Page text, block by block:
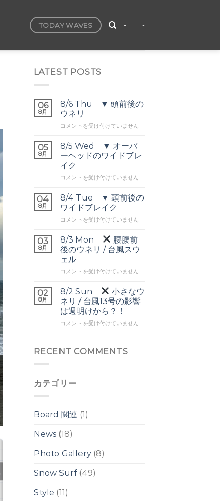
TODAY WAVES - -
LATEST POSTS
06
8月
8/6 Thu ▼ 頭前後の
ウネリ
8/6
▼
頭
後
の
ネ
リ
は
コメントを受け付けていません
05
8月
8/5 Wed ▼ オーバ
ーヘッドのワイドブレ
イク
8/5
▼
オ
ー
バ
ヘ
ッ
ド
の
ワ
ド
ブ
レ
イ
ク
コメントを受け付けていません
04
8月
8/4 Tue ▼ 頭前後の
ワイドブレイク
8/4
▼
頭
前
後
の
イ
ド
ブ
レ
イ
コメントを受け付けていません
03
8月
8/3 Mon
腰腹前
後のウネリ / 台風スウ
ェル
8/3
腰
腹
前
後
ネ
風
ェ
ル
コメントを受け付けていません
02
8月
8/2 Sun
小さなウ
ネリ / 台風13号の影響
は週明けから？！
8/2
小
ネ
台
風
号
影
は
明
け
コメントを受け付けていません
RECENT COMMENTS
カテゴリー
Board 関連 (1)
News(18)
Photo Gallery(8)
Snow Surf(49)
Style (11)